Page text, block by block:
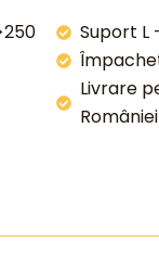
Suport L
Livrare
României